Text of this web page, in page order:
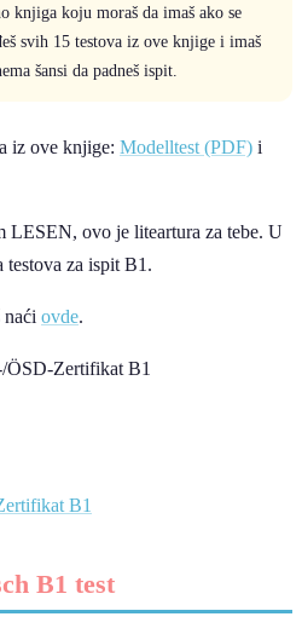
knjiga koju moraš da imaš ako se
svih 15 testova iz ove knjige i imaš
šansi da padneš ispit.
iz ove knjige: Modelltest (PDF) i
LESEN, ovo je liteartura za tebe. U
za ispit B1.
naći ovde.
ÖSD-Zertifikat B1
B1
B1 test